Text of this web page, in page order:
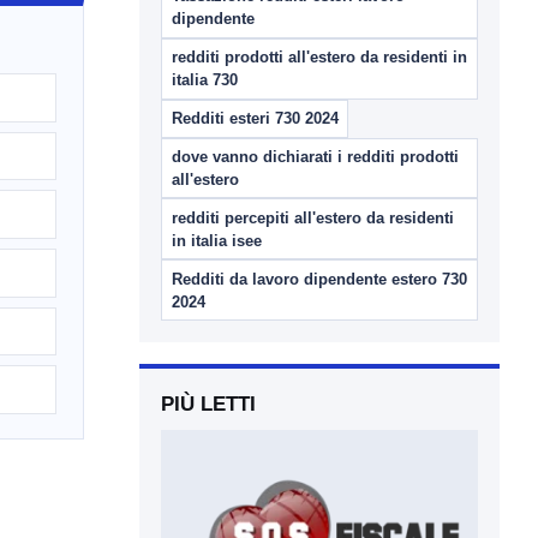
dipendente
redditi prodotti all'estero da residenti in
italia 730
Redditi esteri 730 2024
dove vanno dichiarati i redditi prodotti
all'estero
redditi percepiti all'estero da residenti
in italia isee
Redditi da lavoro dipendente estero 730
2024
PIÙ LETTI